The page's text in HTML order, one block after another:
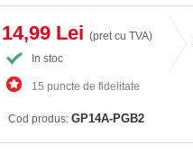
14,99 Lei (pret cu TVA)
In stoc
15 puncte de fidelitate
Cod produs: GP14A-PGB2